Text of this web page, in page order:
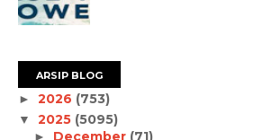
ARSIP BLOG
► 2026 (753)
▼ 2025 (5095)
► December (71)